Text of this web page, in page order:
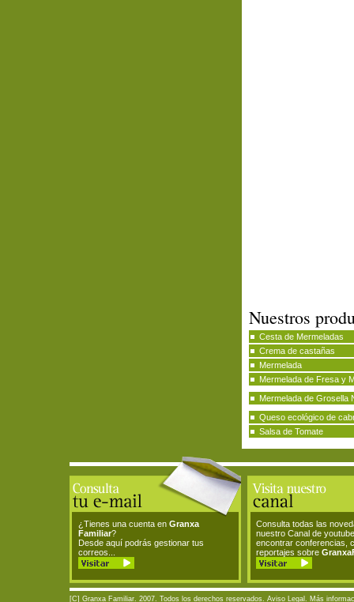
Nuestros
Cesta de Mermeladas
Crema de castañas
Mermelada
Mermelada de Fresa y
Mermelada de Grosella
Queso ecológico de
Salsa de Tomate
¿Tienes una cuenta en Granxa
Familiar?
Desde aquí podrás gestionar tus
correos...
Consulta todas las
nuestro Canal de
encontrar conferencias,
reportajes sobre
[C] Granxa Familiar. 2007. Todos los derechos reservados. Aviso Legal . Más